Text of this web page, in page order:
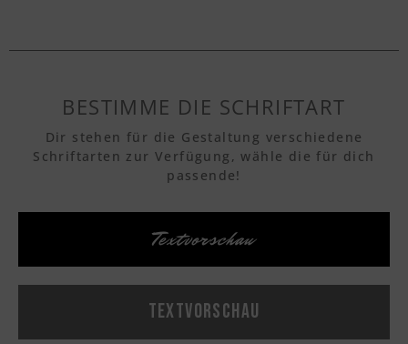
BESTIMME DIE SCHRIFTART
Dir stehen für die Gestaltung verschiedene
Schriftarten zur Verfügung, wähle die für dich
passende!
Textvorschau
Textvorschau